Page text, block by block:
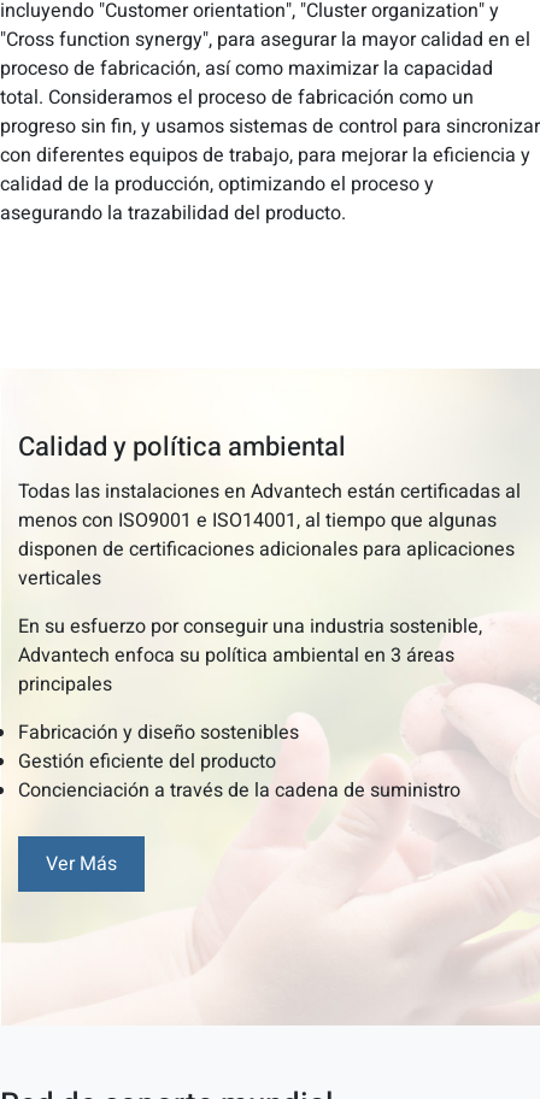
incluyendo "Customer orientation", "Cluster organization" y
"Cross function synergy", para asegurar la mayor calidad en el
proceso de fabricación, así como maximizar la capacidad
total. Consideramos el proceso de fabricación como un
progreso sin fin, y usamos sistemas de control para sincronizar
con diferentes equipos de trabajo, para mejorar la eficiencia y
calidad de la producción, optimizando el proceso y
asegurando la trazabilidad del producto.
Calidad y política ambiental
Todas las instalaciones en Advantech están certificadas al
menos con ISO9001 e ISO14001, al tiempo que algunas
disponen de certificaciones adicionales para aplicaciones
verticales
En su esfuerzo por conseguir una industria sostenible,
Advantech enfoca su política ambiental en 3 áreas
principales
Fabricación y diseño sostenibles
Gestión eficiente del producto
Concienciación a través de la cadena de suministro
Ver Más